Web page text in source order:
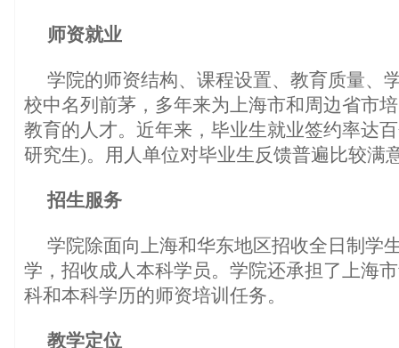
师资就业
学院的师资结构、课程设置、教育质量、
校中名列前茅，多年来为上海市和周边省市
教育的人才。近年来，毕业生就业签约率达
研究生)。用人单位对毕业生反馈普遍比较满
招生服务
学院除面向上海和华东地区招收全日制学
学，招收成人本科学员。学院还承担了上海
科和本科学历的师资培训任务。
教学定位